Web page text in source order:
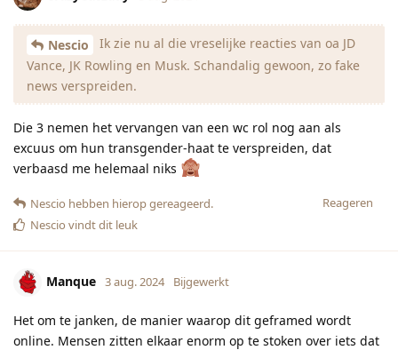
Nescio
Ik zie nu al die vreselijke reacties van oa JD
Vance, JK Rowling en Musk. Schandalig gewoon, zo fake
news verspreiden.
Die 3 nemen het vervangen van een wc rol nog aan als
excuus om hun transgender-haat te verspreiden, dat
verbaasd me helemaal niks
Reageren
Nescio hebben hierop gereageerd.
Nescio vindt dit leuk
Manque 3 aug. 2024 Bijgewerkt
Het om te janken, de manier waarop dit geframed wordt
online. Mensen zitten elkaar enorm op te stoken over iets dat